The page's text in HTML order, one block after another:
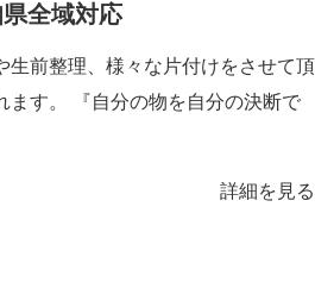
全域対応
生前整理、様々な片付けをさせて頂
ます。 『自分の物を自分の決断で
詳細を見る